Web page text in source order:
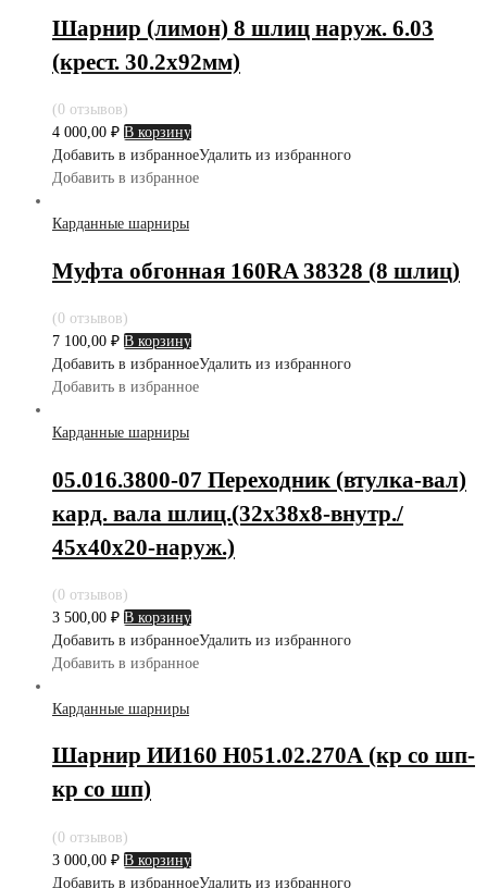
Шарнир (лимон) 8 шлиц наруж. 6.03
(крест. 30.2х92мм)
(0 отзывов)
4 000,00 ₽ В корзину
Добавить в избранноеУдалить из избранного
Добавить в избранное
Карданные шарниры
Муфта обгонная 160RA 38328 (8 шлиц)
(0 отзывов)
7 100,00 ₽ В корзину
Добавить в избранноеУдалить из избранного
Добавить в избранное
Карданные шарниры
05.016.3800-07 Переходник (втулка-вал)
кард. вала шлиц.(32х38х8-внутр./
45х40х20-наруж.)
(0 отзывов)
3 500,00 ₽ В корзину
Добавить в избранноеУдалить из избранного
Добавить в избранное
Карданные шарниры
Шарнир ИИ160 Н051.02.270А (кр со шп-
кр со шп)
(0 отзывов)
3 000,00 ₽ В корзину
Добавить в избранноеУдалить из избранного